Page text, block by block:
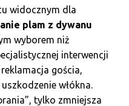
widocznym dla
plam z dywanu
wyborem niż
interwencji
gościa,
włókna.
tylko zmniejsza